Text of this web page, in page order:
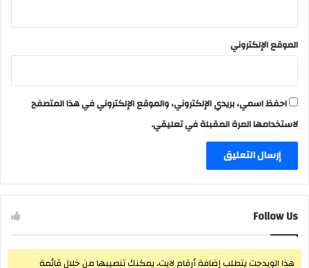
الموقع الإلكتروني
احفظ اسمي، بريدي الإلكتروني، والموقع الإلكتروني في هذا المتصفح
لاستخدامها المرة المقبلة في تعليقي.
Follow Us
هذا الويدجت يتطلب إضافة أرقام لايت، يمكنك تنصيبها من خلال قائمة